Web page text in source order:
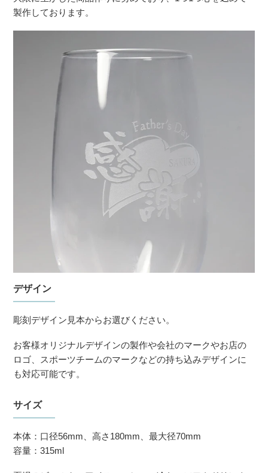
製作しております。
デザイン
彫刻デザイン見本からお選びください。
お客様オリジナルデザインの製作や会社のマークやお店の
ロゴ、スポーツチームのマークなどの持ち込みデザインに
も対応可能です。
サイズ
本体：口径56mm、高さ180mm、最大径70mm
容量：315ml